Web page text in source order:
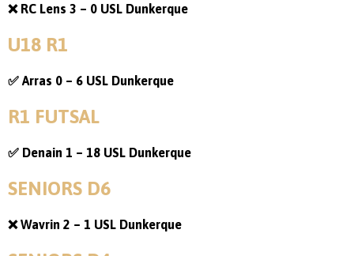
❌ RC Lens 3 – 0 USL Dunkerque
U18 R1
✅ Arras 0 – 6 USL Dunkerque
R1 FUTSAL
✅ Denain 1 – 18 USL Dunkerque
SENIORS D6
❌ Wavrin 2 – 1 USL Dunkerque